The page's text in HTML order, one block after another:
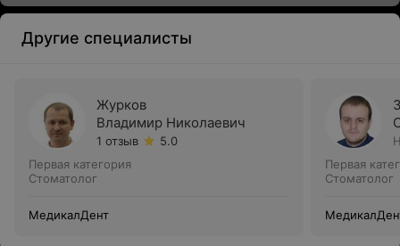
Другие специалисты
Журков
Владимир Николаевич
1 отзыв
5.0
Первая категория
Стоматолог
МедикалДент
Первая
Стоматолог